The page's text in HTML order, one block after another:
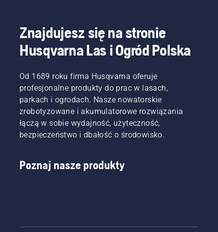
Znajdujesz się na stronie
Husqvarna Las i Ogród Polska
Od 1689 roku firma Husqvarna oferuje
profesjonalne produkty do prac w lasach,
parkach i ogrodach. Nasze nowatorskie
zrobotyzowane i akumulatorowe rozwiązania
łączą w sobie wydajność, użyteczność,
bezpieczeństwo i dbałość o środowisko.
Poznaj nasze produkty